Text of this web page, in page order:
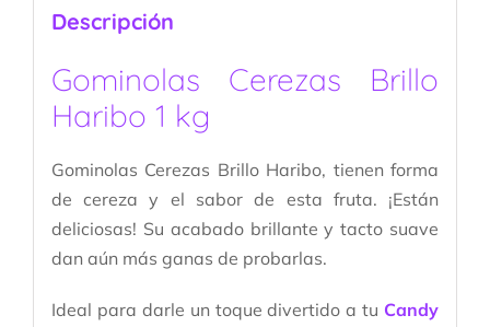
Descripción
Gominolas Cerezas Brillo
Haribo 1 kg
Gominolas Cerezas Brillo Haribo, tienen forma
de cereza y el sabor de esta fruta. ¡Están
deliciosas! Su acabado brillante y tacto suave
dan aún más ganas de probarlas.
Ideal para darle un toque divertido a tu Candy